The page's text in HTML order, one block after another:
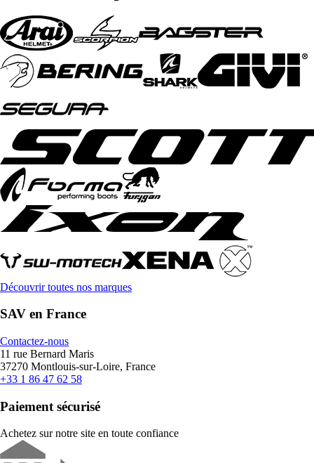
Découvrir toutes nos marques
SAV en France
Contactez-nous
11 rue Bernard Maris
37270 Montlouis-sur-Loire, France
+33 1 86 47 62 58
Paiement sécurisé
Achetez sur notre site en toute confiance